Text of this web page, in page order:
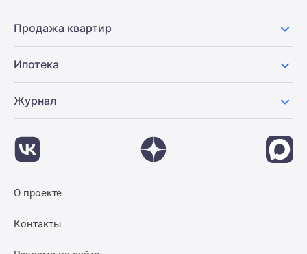
Продажа квартир
Ипотека
Журнал
О проекте
Контакты